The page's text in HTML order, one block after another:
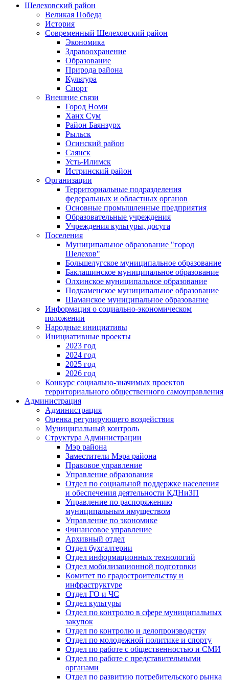
Шелеховский район
Великая Победа
История
Современный Шелеховский район
Экономика
Здравоохранение
Образование
Природа района
Культура
Спорт
Внешние связи
Город Номи
Ханх Сум
Район Баянзурх
Рыльск
Осинский район
Саянск
Усть-Илимск
Истринский район
Организации
Территориальные подразделения
федеральных и областных органов
Основные промышленные предприятия
Образовательные учреждения
Учреждения культуры, досуга
Поселения
Муниципальное образование "город
Шелехов"
Большелугское муниципальное образование
Баклашинское муниципальное образование
Олхинское муниципальное образование
Подкаменское муниципальное образование
Шаманское муниципальное образование
Информация о социально-экономическом
положении
Народные инициативы
Инициативные проекты
2023 год
2024 год
2025 год
2026 год
Конкурс социально-значимых проектов
территориального общественного самоуправления
Администрация
Администрация
Оценка регулирующего воздействия
Муниципальный контроль
Структура Администрации
Мэр района
Заместители Мэра района
Правовое управление
Управление образования
Отдел по социальной поддержке населения
и обеспечения деятельности КДНиЗП
Управление по распоряжению
муниципальным имуществом
Управление по экономике
Финансовое управление
Архивный отдел
Отдел бухгалтерии
Отдел информационных технологий
Отдел мобилизационной подготовки
Комитет по градостроительству и
инфраструктуре
Отдел ГО и ЧС
Отдел культуры
Отдел по контролю в сфере муниципальных
закупок
Отдел по контролю и делопроизводству
Отдел по молодежной политике и спорту
Отдел по работе с общественностью и СМИ
Отдел по работе с представительными
органами
Отдел по развитию потребительского рынка